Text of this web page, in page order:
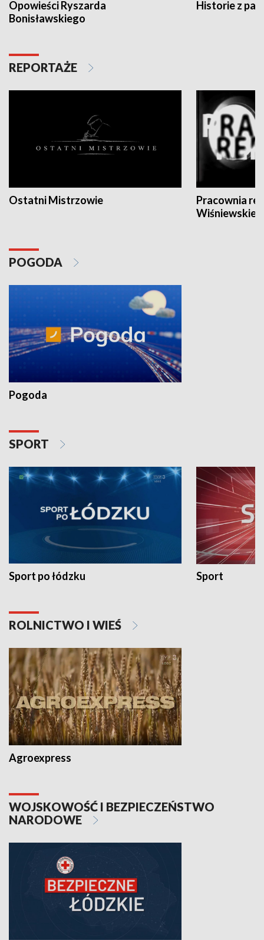
Opowieści Ryszarda
Bonisławskiego
Historie z
REPORTAŻE
Ostatni Mistrzowie
Pracownia
POGODA
Pogoda
SPORT
Sport po łódzku Sport
ROLNICTWO I WIEŚ
Agroexpress
WOJSKOWOŚĆ I BEZPIECZEŃSTWO
NARODOWE